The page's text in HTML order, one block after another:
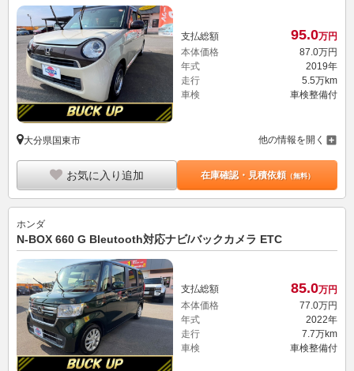
支払総額 95.0万円
本体価格
87.0万円
年式
2019年
走行
5.5万km
車検
車検整備付
大分県国東市 他の情報を開く
お気に入り追加 在庫確認・見積依頼（無料）
ホンダ
N-BOX 660 G Bleutooth対応ナビ/バックカメラ ETC
支払総額 85.0万円
本体価格
77. 0万円
年式
2022年
走行
7.7万km
車検
車検整備付